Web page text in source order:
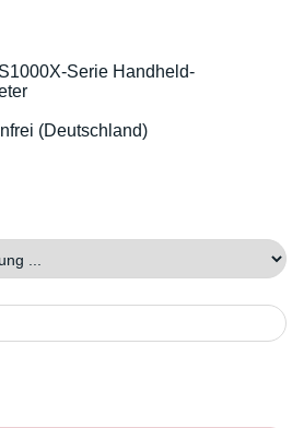
(Deutschland)